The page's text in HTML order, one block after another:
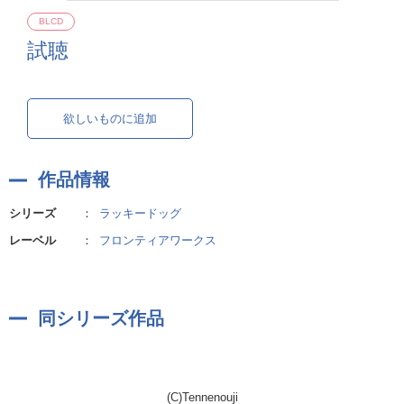
試聴
BLCD
欲しいものに追加
作品情報
シリーズ ：
ラッキードッグ
レーベル
： フロンティアワークス
同シリーズ作品
(C)Tennenouji